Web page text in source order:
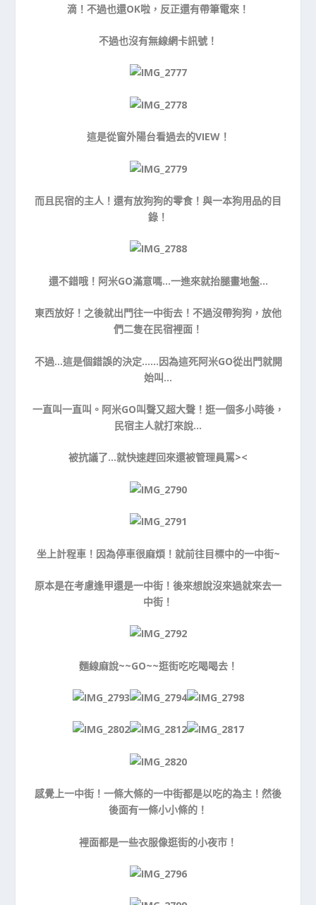
滴！不過也還OK啦，反正還有帶筆電來！
不過也沒有無線網卡訊號！
這是從窗外陽台看過去的VIEW！
而且民宿的主人！還有放狗狗的零食！與一本狗用品的目
錄！
還不錯哦！阿米GO滿意嗎…一進來就抬腿畫地盤…
東西放好！之後就出門往一中街去！不過沒帶狗狗，放他
們二隻在民宿裡面！
不過…這是個錯誤的決定……因為這死阿米GO從出門就開
始叫…
一直叫一直叫。阿米GO叫聲又超大聲！逛一個多小時後，
民宿主人就打來說…
被抗議了…就快速趕回來還被管理員罵><
坐上計程車！因為停車很麻煩！就前往目標中的一中街~
原本是在考慮逢甲還是一中街！後來想說沒來過就來去一
中街！
麵線麻說~~GO~~逛街吃吃喝喝去！
感覺上一中街！一條大條的一中街都是以吃的為主！然後
後面有一條小小條的！
裡面都是一些衣服像逛街的小夜市！